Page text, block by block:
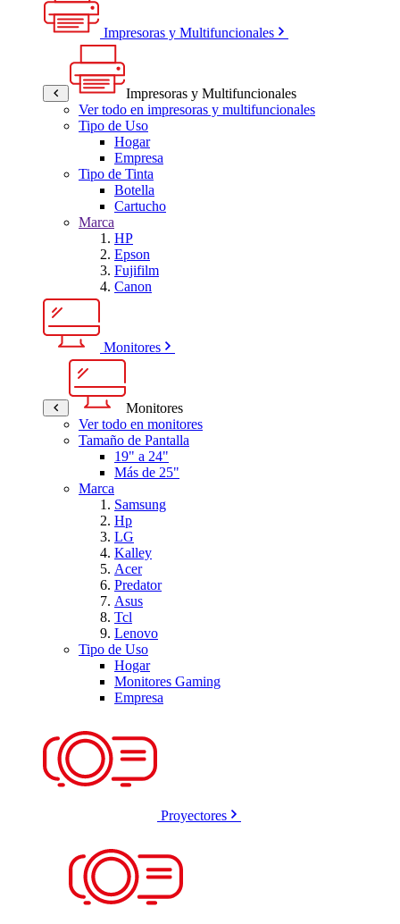
Impresoras y Multifuncionales
Impresoras y Multifuncionales
Ver todo en impresoras y multifuncionales
Tipo de Uso
Hogar
Empresa
Tipo de Tinta
Botella
Cartucho
Marca
HP
Epson
Fujifilm
Canon
Monitores
Monitores
Ver todo en monitores
Tamaño de Pantalla
19" a 24"
Más de 25"
Marca
Samsung
Hp
LG
Kalley
Acer
Predator
Asus
Tcl
Lenovo
Tipo de Uso
Hogar
Monitores Gaming
Empresa
Proyectores